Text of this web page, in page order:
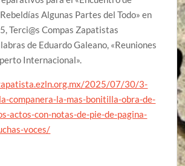
Algunas Partes del Todo» en
Terci@s Compas Zapatistas
de Eduardo Galeano, «Reuniones
Internacional».
2025/07/30/3-
companera-la-mas-bonitilla-obra-de-
actos-con-notas-de-pie-de-pagina-
voces/